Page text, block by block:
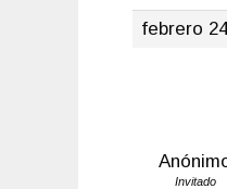
febrero
Invitado